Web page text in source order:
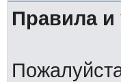
Правила